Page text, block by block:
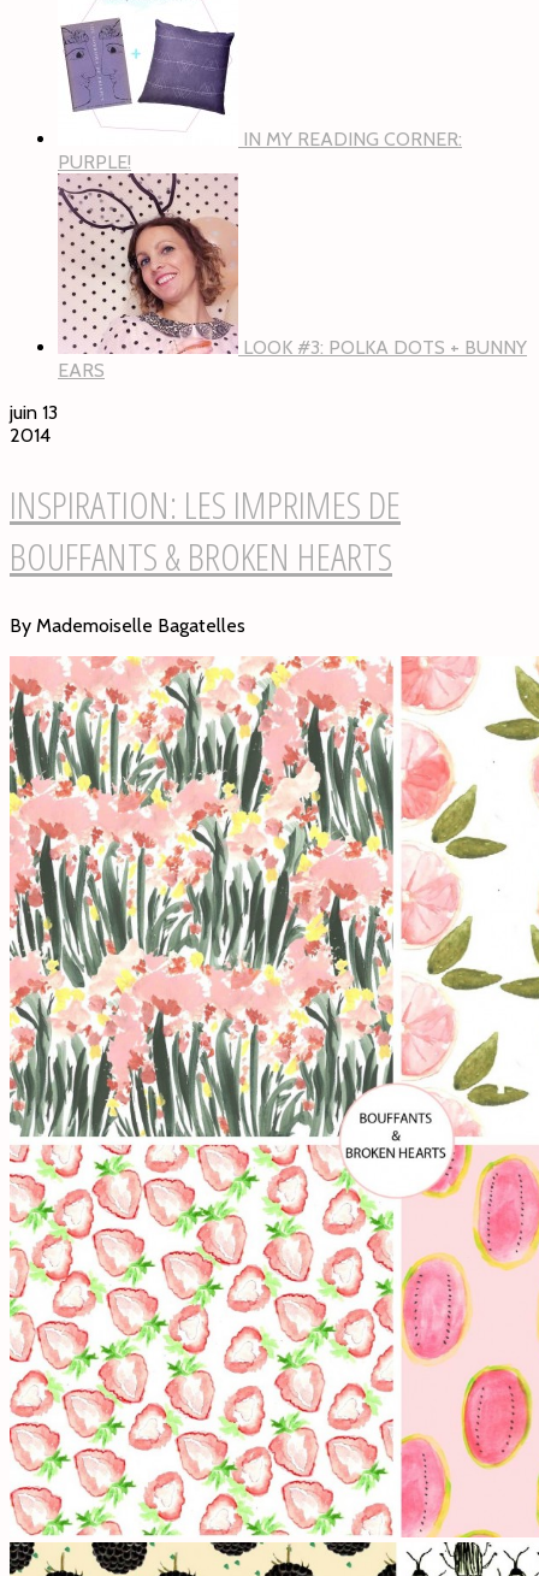
IN MY READING CORNER:
PURPLE!
LOOK #3: POLKA DOTS + BUNNY
EARS
juin 13
2014
INSPIRATION: LES IMPRIMES DE
BOUFFANTS & BROKEN HEARTS
By Mademoiselle Bagatelles